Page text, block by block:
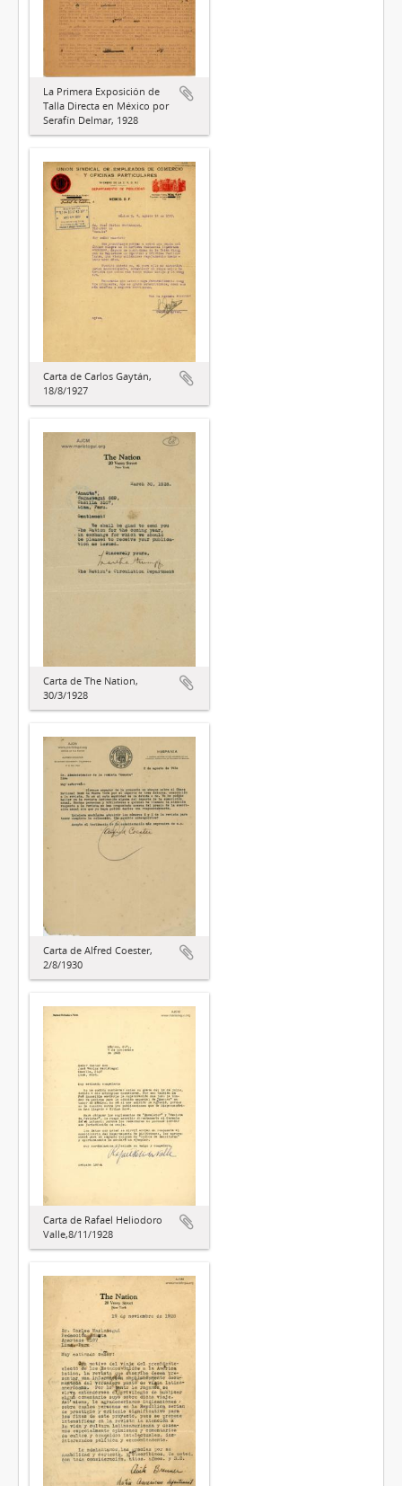
La Primera Exposición de
Talla Directa en México por
Serafín Delmar, 1928
Carta de Carlos Gaytán,
18/8/1927
Carta de The Nation,
30/3/1928
Carta de Alfred Coester,
2/8/1930
Carta de Rafael Heliodoro
Valle,8/11/1928